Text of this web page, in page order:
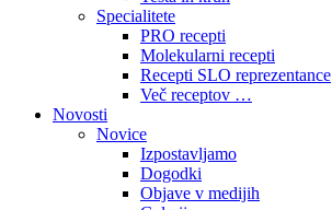
Specialitete
PRO recepti
Molekularni recepti
Recepti SLO reprezentance
Več receptov …
Novosti
Novice
Izpostavljamo
Dogodki
Objave v medijih